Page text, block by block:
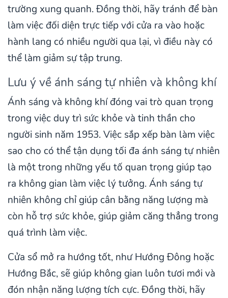
trường xung quanh. Đồng thời, hãy tránh để bàn
làm việc đối diện trực tiếp với cửa ra vào hoặc
hành lang có nhiều người qua lại, vì điều này có
thể làm giảm sự tập trung.
Lưu ý về ánh sáng tự nhiên và không khí
Ánh sáng và không khí đóng vai trò quan trọng
trong việc duy trì sức khỏe và tinh thần cho
người sinh năm 1953. Việc sắp xếp bàn làm việc
sao cho có thể tận dụng tối đa ánh sáng tự nhiên
là một trong những yếu tố quan trọng giúp tạo
ra không gian làm việc lý tưởng. Ánh sáng tự
nhiên không chỉ giúp cân bằng năng lượng mà
còn hỗ trợ sức khỏe, giúp giảm căng thẳng trong
quá trình làm việc.
Cửa sổ mở ra hướng tốt, như Hướng Đông hoặc
Hướng Bắc, sẽ giúp không gian luôn tươi mới và
đón nhận năng lượng tích cực. Đồng thời, hãy